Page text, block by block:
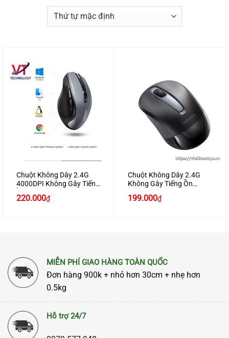
Chuột Không Dây 2.4G
4000DPI Không Gây Tiếng
90545 Cao Cấp
220.000₫
Chuột Không Dây 2.4G
Không Gây Tiếng Ồn
Click 2400 DPI Cao Cấp
199.000₫
MIỄN PHÍ GIAO HÀNG TOÀN QUỐC
Đơn hàng 900k + nhỏ hơn 30cm + nhẹ hơn
0.5kg
Hỗ trợ 24/7